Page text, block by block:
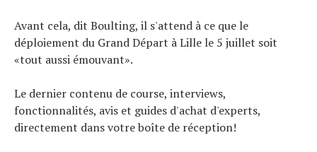
Avant cela, dit Boulting, il s'attend à ce que le
déploiement du Grand Départ à Lille le 5 juillet soit
«tout aussi émouvant».
Le dernier contenu de course, interviews,
fonctionnalités, avis et guides d'achat d'experts,
directement dans votre boîte de réception!